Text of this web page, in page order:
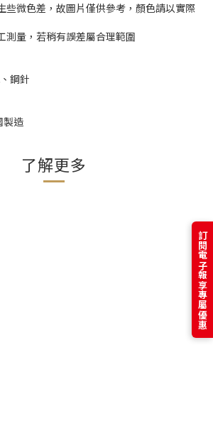
些微色差，故圖片僅供參考，顏色請以實際
測量，若稍有誤差屬合理範圍
鋼針
製造
了解更多
訂閱電子報享專屬優惠